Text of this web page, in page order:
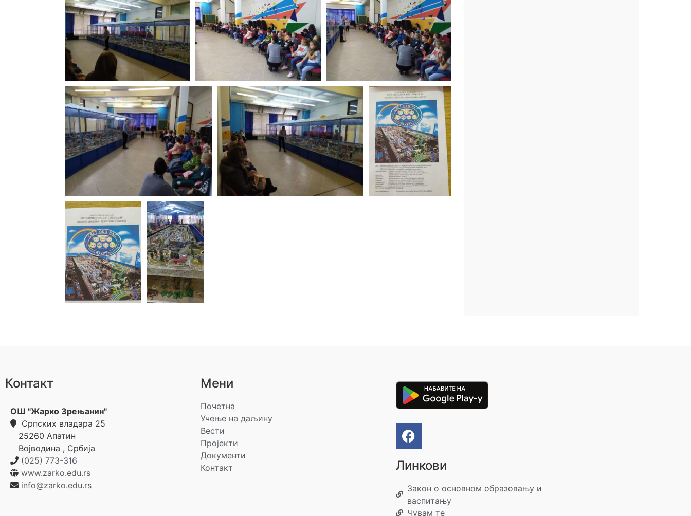
Контакт
ОШ "Жарко Зрењанин"
Српских владара 25
25260 Апатин
Војводина , Србија
(025) 773-316
www.zarko.edu.rs
info@zarko.edu.rs
Мени
Почетна
Учење на даљину
Вести
Пројекти
Документи
Контакт
Линкови
Закон о основном образовању и
васпитању
Чувам те